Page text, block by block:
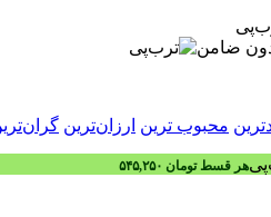
ضامن
محبوب ترین ارزان‌ترین
هر قسطتومان